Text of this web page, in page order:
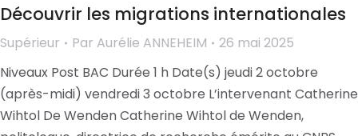
Découvrir les migrations internationales
Supérieur Par Aurélie ANNEHEIM
26 mai 2025
Niveaux Post BAC Durée 1 h Date(s) jeudi 2 octobre
(après-midi) vendredi 3 octobre L’intervenant Catherine
Wihtol De Wenden Catherine Wihtol de Wenden,